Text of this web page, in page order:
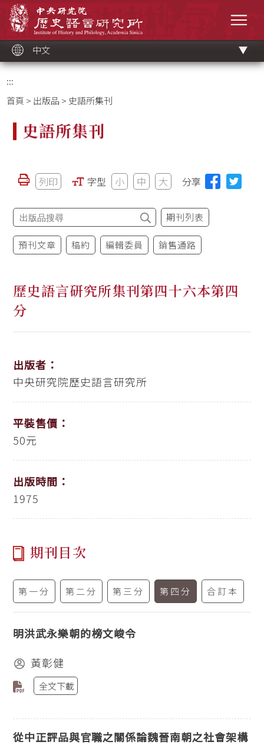
中文
:::
首頁 > 出版品 > 史語所集刊
史語所集刊
列印 字型 小 中 大 分享
期刊列表
預刊文章 稿約 編輯委員 銷售通路
歷史語言研究所集刊第四十六本第四
分
出版者：
中央研究院歷史語言研究所
平裝售價：
50元
出版時間：
1975
期刊目次
第一分 第二分 第三分 第四分 合訂本
明洪武永樂朝的榜文峻令
黃彰健
全文下載
從中正評品與官職之關係論魏晉南朝之社會架構